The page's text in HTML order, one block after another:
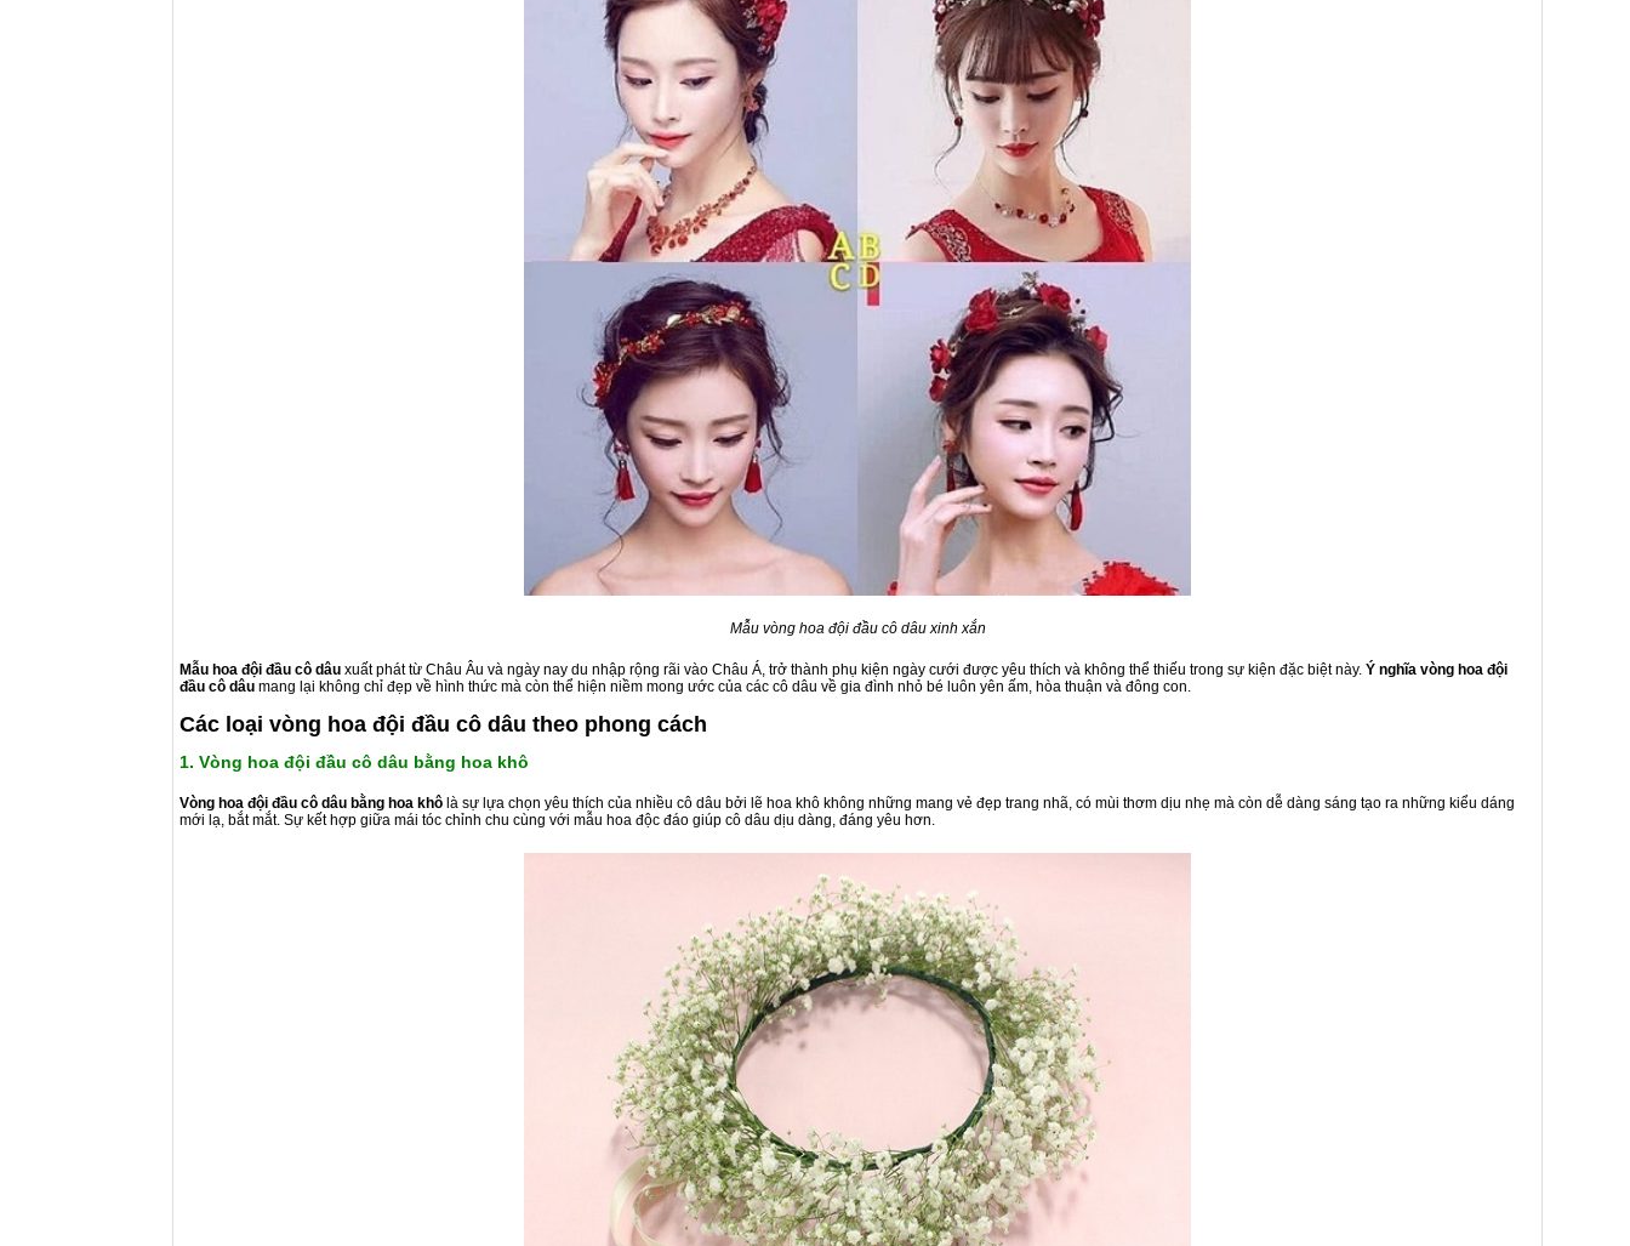
Mẫu vòng hoa đội đầu cô dâu xinh xắn
Mẫu hoa đội đầu cô dâu xuất phát từ Châu Âu và ngày nay du nhập rộng rãi vào Châu Á, trở thành phụ kiện ngày cưới được yêu thích và không thể thiếu trong sự kiện đặc biệt này. Ý nghĩa vòng hoa đội
đầu cô dâu mang lại không chỉ đẹp về hình thức mà còn thể hiện niềm mong ước của các cô dâu về gia đình nhỏ bé luôn yên ấm, hòa thuận và đông con.
Các loại vòng hoa đội đầu cô dâu theo phong cách
1. Vòng hoa đội đầu cô dâu bằng hoa khô
Vòng hoa đội đầu cô dâu bằng hoa khô là sự lựa chọn yêu thích của nhiều cô dâu bởi lẽ hoa khô không những mang vẻ đẹp trang nhã, có mùi thơm dịu nhẹ mà còn dễ dàng sáng tạo ra những kiểu dáng
mới lạ, bắt mắt. Sự kết hợp giữa mái tóc chỉnh chu cùng với mẫu hoa độc đáo giúp cô dâu dịu dàng, đáng yêu hơn.